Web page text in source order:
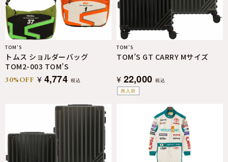
TOM’S
トムス ショルダーバッグ
TOM2-003 TOM’S
30%OFF ¥ 4,774 税込
再入荷
TOM’S
TOM’S GT CARRY Mサイズ
¥ 22,000 税込